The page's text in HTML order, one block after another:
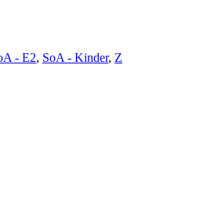
- E2, SoA - Kinder, Z